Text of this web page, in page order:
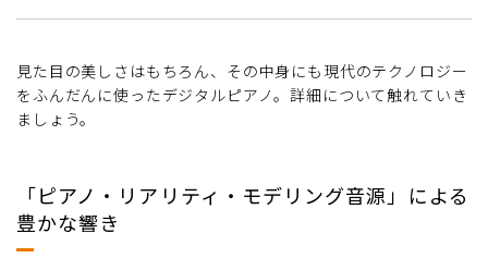
見た目の美しさはもちろん、その中身にも現代のテクノロジー
をふんだんに使ったデジタルピアノ。詳細について触れていき
ましょう。
「ピアノ・リアリティ・モデリング音源」による
豊かな響き